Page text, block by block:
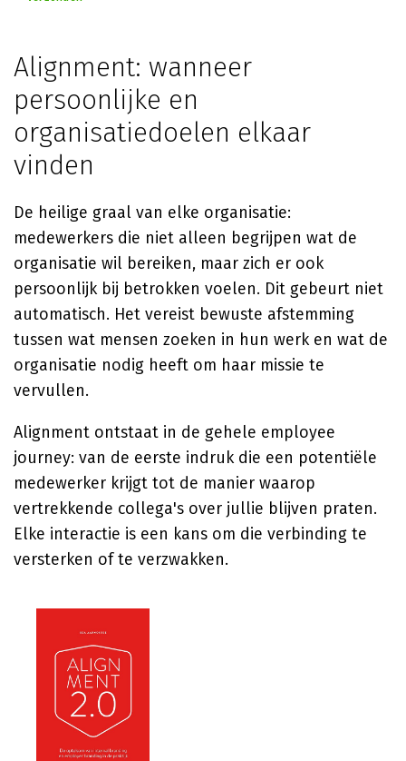
Alignment: wanneer
persoonlijke en
organisatiedoelen elkaar
vinden
De heilige graal van elke organisatie:
medewerkers die niet alleen begrijpen wat de
organisatie wil bereiken, maar zich er ook
persoonlijk bij betrokken voelen. Dit gebeurt niet
automatisch. Het vereist bewuste afstemming
tussen wat mensen zoeken in hun werk en wat de
organisatie nodig heeft om haar missie te
vervullen.
Alignment ontstaat in de gehele employee
journey: van de eerste indruk die een potentiële
medewerker krijgt tot de manier waarop
vertrekkende collega's over jullie blijven praten.
Elke interactie is een kans om die verbinding te
versterken of te verzwakken.